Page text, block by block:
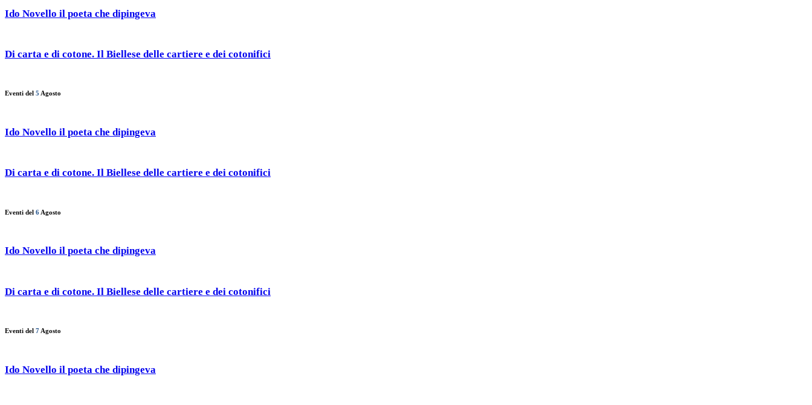
Ido Novello il poeta che dipingeva
Di carta e di cotone. Il Biellese delle cartiere e dei cotonifici
Eventi del 5 Agosto
Ido Novello il poeta che dipingeva
Di carta e di cotone. Il Biellese delle cartiere e dei cotonifici
Eventi del 6 Agosto
Ido Novello il poeta che dipingeva
Di carta e di cotone. Il Biellese delle cartiere e dei cotonifici
Eventi del 7 Agosto
Ido Novello il poeta che dipingeva